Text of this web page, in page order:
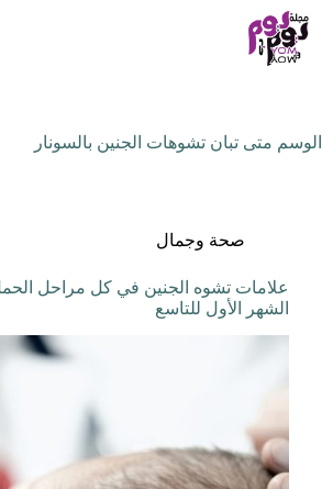
التجاوز
إلى
المحتوى
الوسم متى تبان تشوهات الجنين بالسونار
صحة وجمال
علامات تشوه الجنين في كل مراحل
الشهر الأول للتاسع